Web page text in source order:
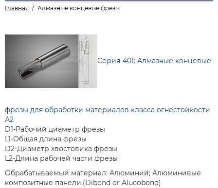
Главная Алмазные концевые фрезы
Серия-401: Алмазные концевые
фрезы для обработки материалов класса огнестойкости
А2
D1-Рабочий диаметр фрезы
L1-Общая длина фрезы
D2-Диаметр хвостовика фрезы
L2-Длина рабочей части фрезы
Обрабатываемый материал: Алюминий; Алюминивые
композитные панели.(Dibond or Alucobond)